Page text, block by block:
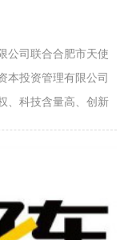
公司联合合肥市天使
本投资管理有限公司
、科技含量高、创新